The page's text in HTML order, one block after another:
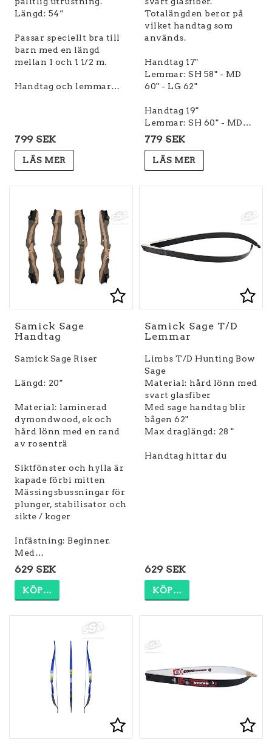
Längd: 54”
Passar speciellt bra till
barn med en längd
mellan 1 och 1 1/2 m.
Handtag och lemmar…
799 SEK
LÄS MER
Totalängden beror på
vilket handtag som
används.
Handtag 17"
Lemmar: SH 58" - MD
60" - LG 62"
Handtag 19"
Lemmar: SH 60" - MD…
779 SEK
LÄS MER
Lägg till i
Samick Sage
Handtag
Samick Sage Riser
Längd: 20"
Material: laminerad
dymondwood, ek och
hård lönn med en rand
av rosenträ
Siktfönster och hylla är
kapade förbi mitten
Mässingsbussningar för
plunger, stabilisator och
sikte / koger
Infästning: Beginner.
Med…
629 SEK
KÖP…
Samick Sage T/D
Lemmar
Limbs T/D Hunting Bow
Sage
Material: hård lönn med
svart glasfiber
Med sage handtag blir
bågen 62"
Max draglängd: 28 "
Handtag hittar du
629 SEK
KÖP…